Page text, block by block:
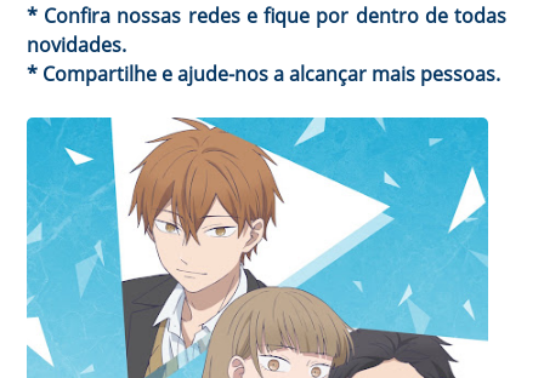
* Confira nossas redes e fique por dentro de todas
novidades.
* Compartilhe e ajude-nos a alcançar mais pessoas.